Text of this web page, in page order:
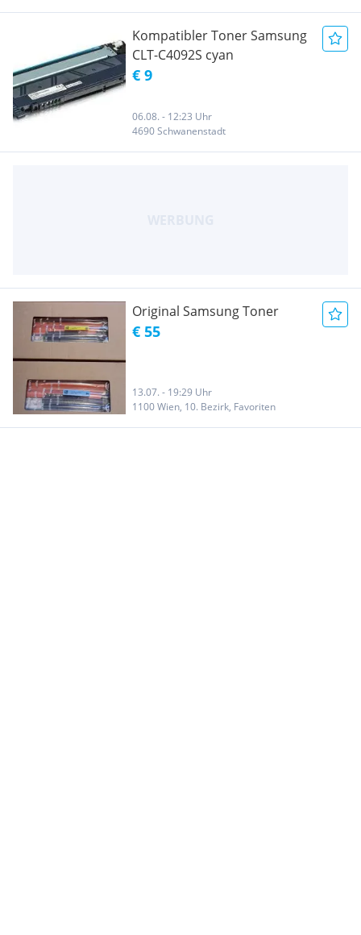
Kompatibler Toner Samsung
CLT-C4092S cyan
€ 9
06.08. - 12:23 Uhr
4690 Schwanenstadt
Original Samsung Toner
€ 55
13.07. - 19:29 Uhr
1100 Wien, 10. Bezirk, Favoriten